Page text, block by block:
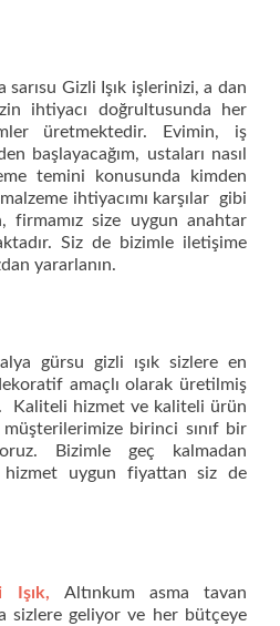
sarısu Gizli Işık işlerinizi, a dan
ihtiyacı doğrultusunda her
üretmektedir. Evimin, iş
başlayacağım, ustaları nasıl
temini konusunda kimden
ihtiyacımı karşılar gibi
firmamız size uygun anahtar
Siz de bizimle iletişime
yararlanın.
gürsu gizli ışık sizlere en
amaçlı olarak üretilmiş
Kaliteli hizmet ve kaliteli ürün
müşterilerimize birinci sınıf bir
Bizimle geç kalmadan
uygun fiyattan siz de
Işık,
Altınkum asma tavan
sizlere geliyor ve her bütçeye